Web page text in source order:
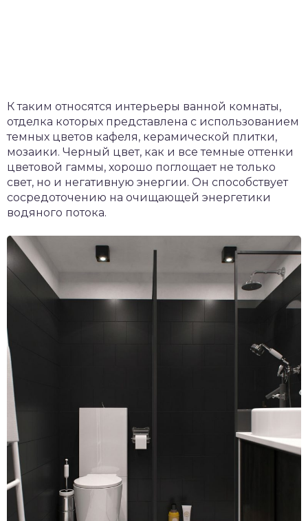
К таким относятся интерьеры ванной комнаты,
отделка которых представлена с использованием
темных цветов кафеля, керамической плитки,
мозаики. Черный цвет, как и все темные оттенки
цветовой гаммы, хорошо поглощает не только
свет, но и негативную энергии. Он способствует
сосредоточению на очищающей энергетики
водяного потока.